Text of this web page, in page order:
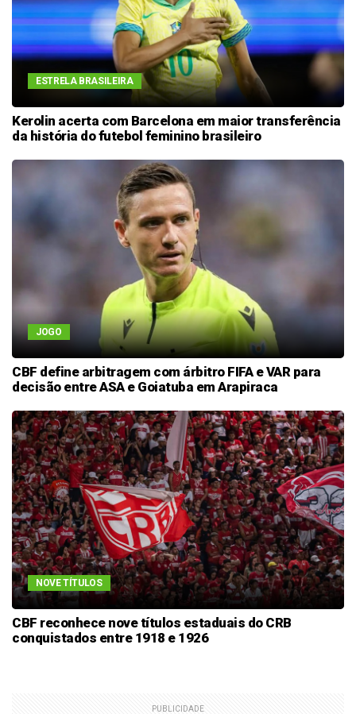
ESTRELA BRASILEIRA
Kerolin acerta com Barcelona em maior transferência
da história do futebol feminino brasileiro
JOGO
CBF define arbitragem com árbitro FIFA e VAR para
decisão entre ASA e Goiatuba em Arapiraca
NOVE TÍTULOS
CBF reconhece nove títulos estaduais do CRB
conquistados entre 1918 e 1926
PUBLICIDADE